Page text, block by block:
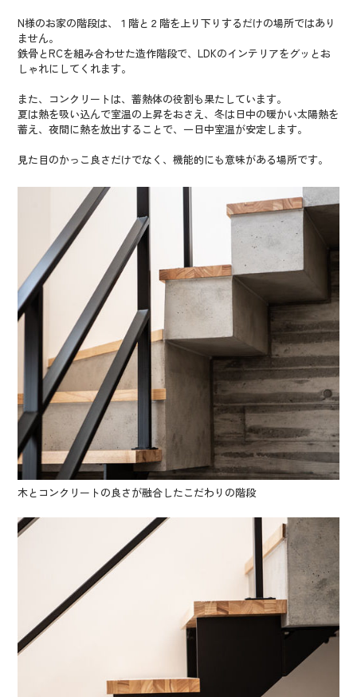
N様のお家の階段は、１階と２階を上り下りするだけの場所ではあり
ません。
鉄骨とRCを組み合わせた造作階段で、LDKのインテリアをグッとお
しゃれにしてくれます。
また、コンクリートは、蓄熱体の役割も果たしています。
夏は熱を吸い込んで室温の上昇をおさえ、冬は日中の暖かい太陽熱を
蓄え、夜間に熱を放出することで、一日中室温が安定します。
見た目のかっこ良さだけでなく、機能的にも意味がある場所です。
木とコンクリートの良さが融合したこだわりの階段